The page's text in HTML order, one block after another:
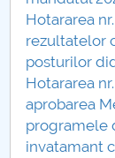
Nr. de
Admitere
Români de
Hotararea
rezultatelor
posturilor
Hotararea
aprobarea
programele
invatamant